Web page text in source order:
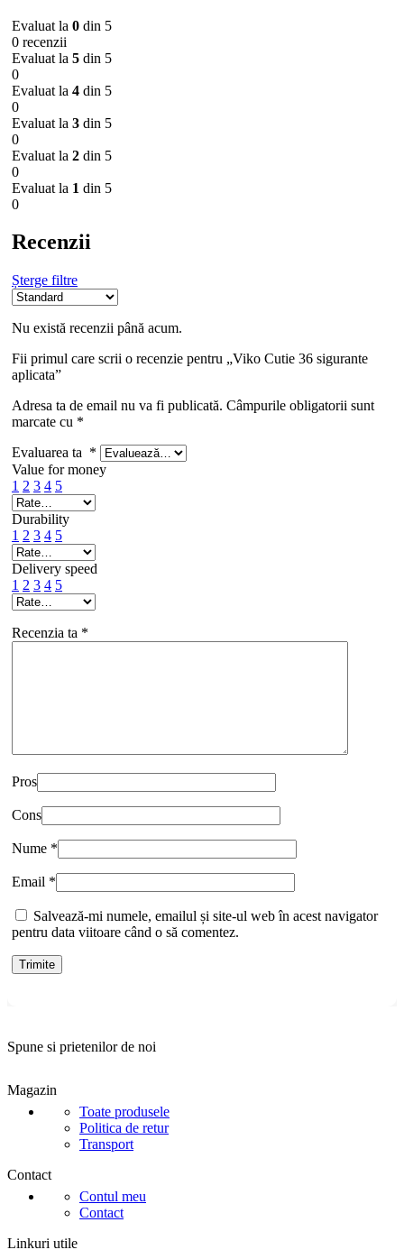
Evaluat la 0 din 5
0 recenzii
Evaluat la 5 din 5
0
Evaluat la 4 din 5
0
Evaluat la 3 din 5
0
Evaluat la 2 din 5
0
Evaluat la 1 din 5
0
Recenzii
Șterge filtre
Nu există recenzii până acum.
Fii primul care scrii o recenzie pentru „Viko Cutie 36 sigurante
aplicata”
Adresa ta de email nu va fi publicată. Câmpurile obligatorii sunt
marcate cu *
Evaluarea ta *
Value for money
1 2 3 4 5
Durability
1 2 3 4 5
Delivery speed
1 2 3 4 5
Recenzia ta *
Pros
Cons
Nume *
Email *
Salvează-mi numele, emailul și site-ul web în acest navigator
pentru data viitoare când o să comentez.
Spune si prietenilor de noi
Magazin
Toate produsele
Politica de retur
Transport
Contact
Contul meu
Contact
Linkuri utile